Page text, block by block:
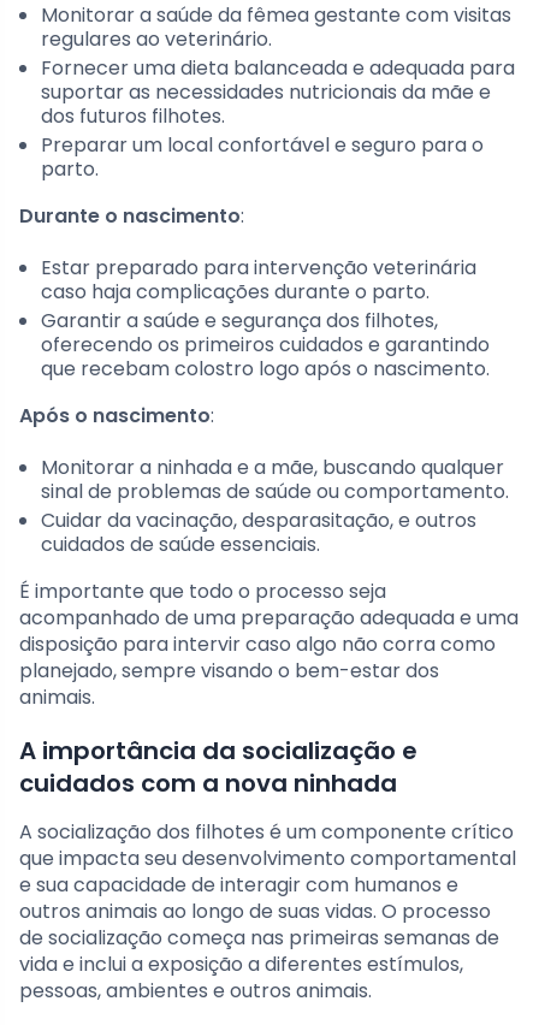
Monitorar a saúde da fêmea gestante com visitas
regulares ao veterinário.
Fornecer uma dieta balanceada e adequada para
suportar as necessidades nutricionais da mãe e
dos futuros filhotes.
Preparar um local confortável e seguro para o
parto.
Durante o nascimento:
Estar preparado para intervenção veterinária
caso haja complicações durante o parto.
Garantir a saúde e segurança dos filhotes,
oferecendo os primeiros cuidados e garantindo
que recebam colostro logo após o nascimento.
Após o nascimento:
Monitorar a ninhada e a mãe, buscando qualquer
sinal de problemas de saúde ou comportamento.
Cuidar da vacinação, desparasitação, e outros
cuidados de saúde essenciais.
É importante que todo o processo seja
acompanhado de uma preparação adequada e uma
disposição para intervir caso algo não corra como
planejado, sempre visando o bem-estar dos
animais.
A importância da socialização e
cuidados com a nova ninhada
A socialização dos filhotes é um componente crítico
que impacta seu desenvolvimento comportamental
e sua capacidade de interagir com humanos e
outros animais ao longo de suas vidas. O processo
de socialização começa nas primeiras semanas de
vida e inclui a exposição a diferentes estímulos,
pessoas, ambientes e outros animais.